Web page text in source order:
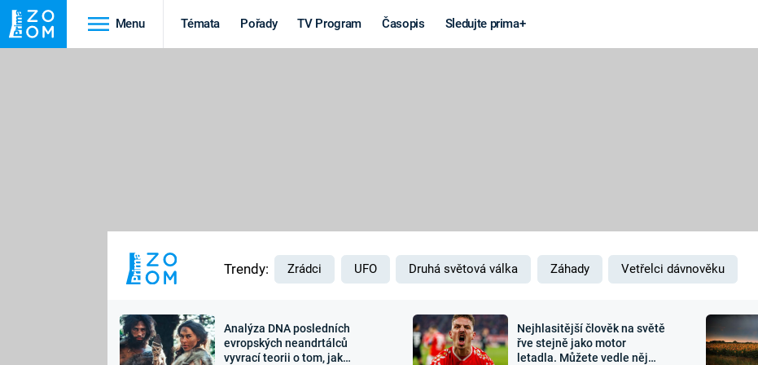
Menu Témata Pořady TV Program Časopis Sledujte prima+
MARS
Výročí
Záhady a
Zajímavosti
Trendy: Zrádci UFO Druhá světová válka Záhady Vetřelci dávnověku
Analýza DNA posledních
evropských neandrtálců
vyvrací teorii o tom, jak
Nejhlasitější člověk na světě
řve stejně jako motor
letadla. Můžete vedle něj